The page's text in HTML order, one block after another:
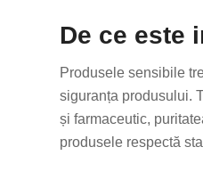
De ce este
Produsele sensibile
siguranța produsului.
și farmaceutic,
produsele respectă